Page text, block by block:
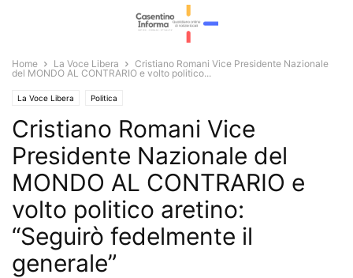
Home La Voce Libera
Cristiano Romani Vice Presidente Nazionale
del MONDO AL CONTRARIO e volto politico...
La Voce Libera Politica
Cristiano Romani Vice
Presidente Nazionale del
MONDO AL CONTRARIO e
volto politico aretino:
“Seguirò fedelmente il
generale”